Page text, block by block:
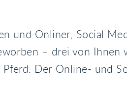
und Onliner, Social
– drei von
Pferd. Der Online- und